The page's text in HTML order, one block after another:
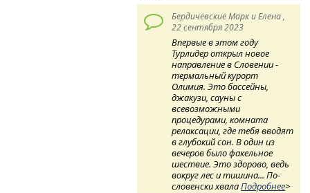
Бердичевские Марк и Елена ,
22 сентября 2023
Впервые в этом году
Турлидер открыл новое
направление в Словении -
термальный курорт
Олимия. Это бассейны,
джакузи, сауны с
всевозможными
процедурами, комната
релаксации, где тебя вводят
в глубокий сон. В один из
вечеров было факельное
шествие. Это здорово, ведь
вокруг лес и тишина... По-
словенски хвалаПодробнее>